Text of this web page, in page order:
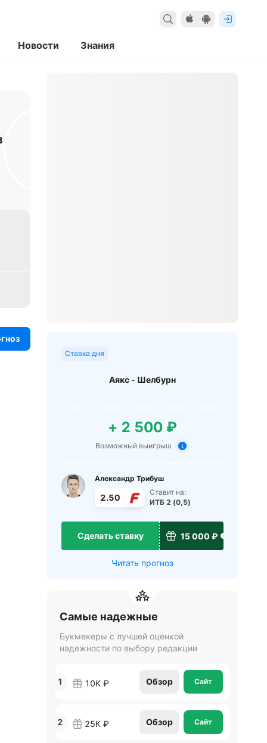
Новости Знания
Ставка дня
Аякс - Шелбурн
+ 2 500 ₽
Возможный выигрыш
Александр Трибуш
2.50
Ставит на:
ИТБ 2 (0,5)
Сделать ставку 15 000 ₽
Читать прогноз
Самые надежные
Букмекеры с лучшей оценкой
надежности по выбору редакции
1 10К ₽ Обзор Сайт
2 25К ₽ Обзор Сайт